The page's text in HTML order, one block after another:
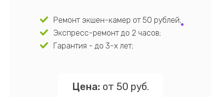
Ремонт экшен-камер от 50 рублей;
Экспресс-ремонт до 2 часов;
Гарантия - до 3-х лет;
Цена: от 50 руб.